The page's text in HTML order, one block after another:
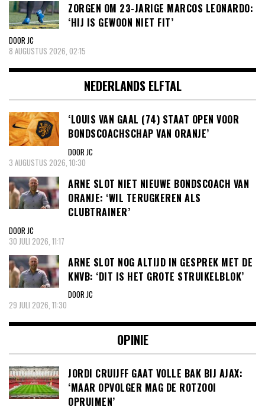
ZORGEN OM 23-JARIGE MARCOS LEONARDO:
‘HIJ IS GEWOON NIET FIT’
DOOR JC
8 AUGUSTUS 2026, 02:15
NEDERLANDS ELFTAL
‘LOUIS VAN GAAL (74) STAAT OPEN VOOR
BONDSCOACHSCHAP VAN ORANJE’
DOOR JC
3 AUGUSTUS 2026, 10:30
ARNE SLOT NIET NIEUWE BONDSCOACH VAN
ORANJE: ‘WIL TERUGKEREN ALS
CLUBTRAINER’
DOOR JC
30 JULI 2026, 11:17
ARNE SLOT NOG ALTIJD IN GESPREK MET DE
KNVB: ‘DIT IS HET GROTE STRUIKELBLOK’
DOOR JC
29 JULI 2026, 11:30
OPINIE
JORDI CRUIJFF GAAT VOLLE BAK BIJ AJAX:
‘MAAR OPVOLGER MAG DE ROTZOOI
OPRUIMEN’